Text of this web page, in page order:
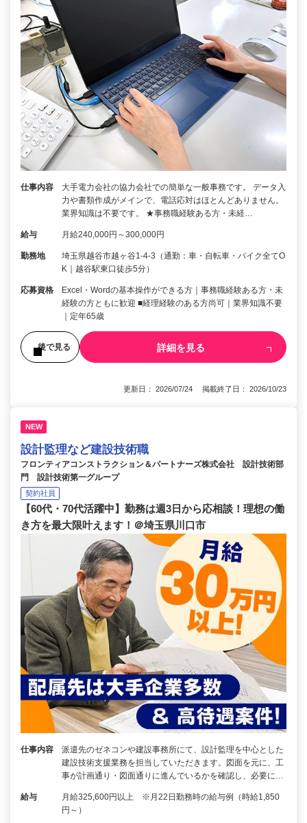
仕事内容
大手電力会社の協力会社での簡単な一般事務です。 データ入
力や書類作成がメインで、電話応対はほとんどありません。
業界知識は不要です。 ★事務職経験ある方・未経…
給与 月給240,000円～300,000円
勤務地
埼玉県越谷市越ヶ谷1-4-3（通勤：車・自転車・バイク全てO
K｜越谷駅東口徒歩5分）
応募資格
Excel・Wordの基本操作ができる方｜事務職経験ある方・未
経験の方ともに歓迎 ■経理経験のある方尚可｜業界知識不要
｜定年65歳
後で見る 詳細を見る
更新日： 2026/07/24 掲載終了日： 2026/10/23
NEW
設計監理など建設技術職
フロンティアコンストラクション＆パートナーズ株式会社 設計技術部
門 設計技術第一グループ
契約社員
【60代・70代活躍中】勤務は週3日から応相談！理想の働
き方を最大限叶えます！＠埼玉県川口市
仕事内容
派遣先のゼネコンや建設事務所にて、設計監理を中心とした
建設技術支援業務を担当していただきます。図面を元に、工
事が計画通り・図面通りに進んでいるかを確認し、必要に…
給与
月給325,600円以上 ※月22日勤務時の給与例（時給1,850
円～）